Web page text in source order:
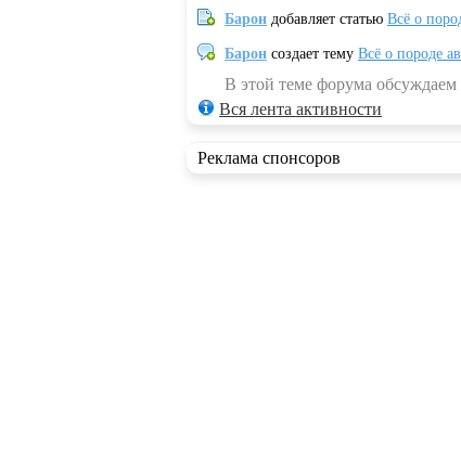
Барон добавляет статью Всё о
Барон создает тему Всё о породе
В этой теме форума обсуждаем
Вся лента активности
Реклама спонсоров